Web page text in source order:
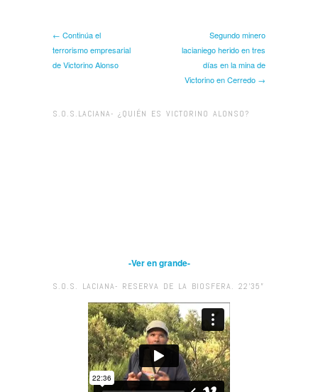
← Continúa el
terrorismo empresarial
de Victorino Alonso
Segundo minero
lacianiego herido en tres
días en la mina de
Victorino en Cerredo →
S.O.S.LACIANA- ¿QUIÉN ES VICTORINO ALONSO?
-Ver en grande-
S.O.S. LACIANA- RESERVA DE LA BIOSFERA. 22’35”